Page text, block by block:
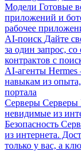
Модели Готовые
приложений и
рабочее
AI-поиск Дайте
за один запрос,
контрактов с
AI-агенты
навыкам из
портала
Серверы Серверы
невидимые из
Безопасность
из интернета.
только у вас, а